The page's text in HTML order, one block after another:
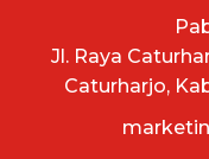
Jl. Raya
Caturharjo,